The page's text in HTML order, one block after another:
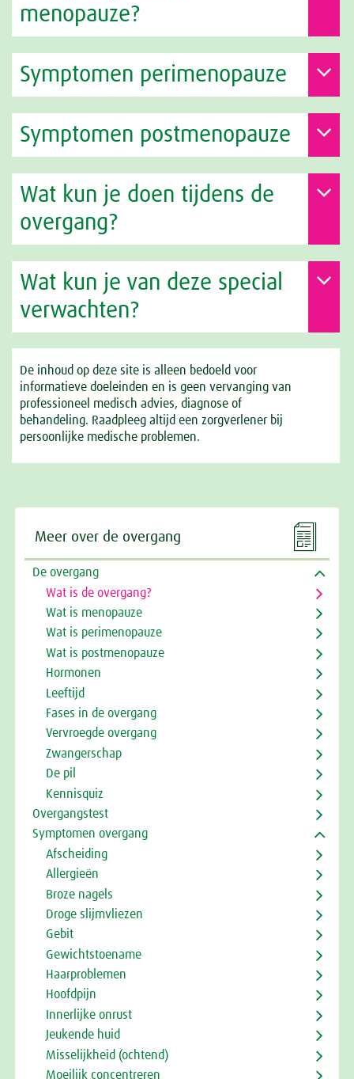
menopauze?
Symptomen perimenopauze
Symptomen postmenopauze
Wat kun je doen tijdens de
overgang?
Wat kun je van deze special
verwachten?
De inhoud op deze site is alleen bedoeld voor
informatieve doeleinden en is geen vervanging van
professioneel medisch advies, diagnose of
behandeling. Raadpleeg altijd een zorgverlener bij
persoonlijke medische problemen.

Meer over de overgang
De overgang
Wat is de overgang?
Wat is menopauze
Wat is perimenopauze
Wat is postmenopauze
Hormonen
Leeftijd
Fases in de overgang
Vervroegde overgang
Zwangerschap
De pil
Kennisquiz
Overgangstest
Symptomen overgang
Afscheiding
Allergieën
Broze nagels
Droge slijmvliezen
Gebit
Gewichtstoename
Haarproblemen
Hoofdpijn
Innerlijke onrust
Jeukende huid
Misselijkheid (ochtend)
Moeilijk concentreren